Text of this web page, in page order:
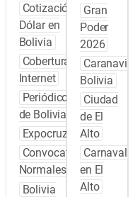
Cotización
Dólar en
Bolivia
Cobertura
Internet
Periódicos
de Bolivia
Expocruz
Convocatoria
Normales
Bolivia
Gran
Poder
2026
Caranavi
Bolivia
Ciudad
de El
Alto
Carnaval
en El
Alto